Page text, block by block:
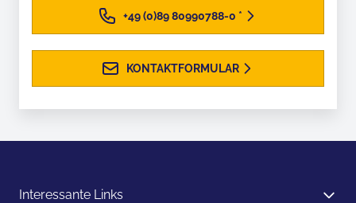
+49 (0)89 80990788-0 *
KONTAKTFORMULAR
Interessante Links